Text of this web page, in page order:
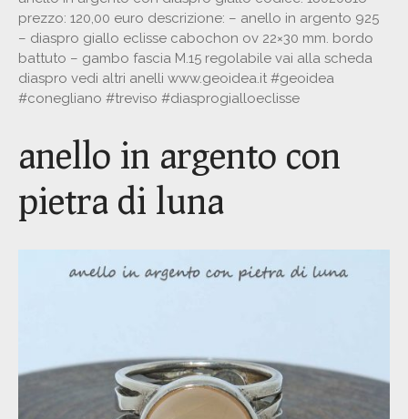
prezzo: 120,00 euro descrizione: – anello in argento 925
– diaspro giallo eclisse cabochon ov 22×30 mm. bordo
battuto – gambo fascia M.15 regolabile vai alla scheda
diaspro vedi altri anelli www.geoidea.it #geoidea
#conegliano #treviso #diasprogialloeclisse
anello in argento con
pietra di luna